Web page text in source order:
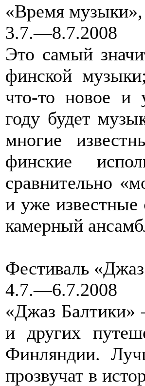
«Время
3.7.—8.7.2008
Это самый
финской
что-то новое и
году будет
многие
финские
сравнительно
и уже
камерный
Фестиваль
4.7.—6.7.2008
«Джаз
и других
Финляндии.
прозвучат в